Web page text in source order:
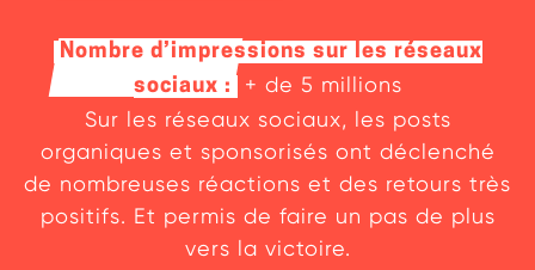
Nombre d’impressions sur les réseaux
sociaux :
+ de 5 millions
Sur les réseaux sociaux, les posts
organiques et sponsorisés ont déclenché
de nombreuses réactions et des retours très
positifs. Et permis de faire un pas de plus
vers la victoire.